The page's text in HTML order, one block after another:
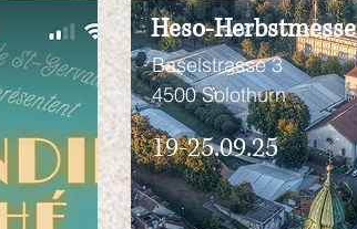
Heso-Herbstmesse
Baselstrasse 3
4500 Solothurn
19-25.09.25